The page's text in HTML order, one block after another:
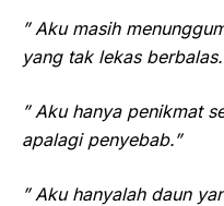
” Aku masih
yang tak lekas
” Aku hanya penikmat
apalagi penyebab.”
” Aku hanyalah daun